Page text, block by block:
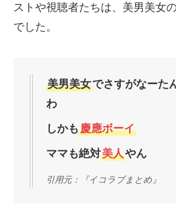
ストや視聴者たちは、美男美女
でした。
美男美女でさすがなーた
わ
しかも慶應ボーイ
ママも絶対美人やん
引用元：『イコラブまとめ』